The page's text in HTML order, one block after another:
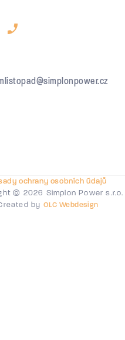
© 2026 Simplon Power s.r.o.
ochrany osobních údajů
by OLC Webdesign